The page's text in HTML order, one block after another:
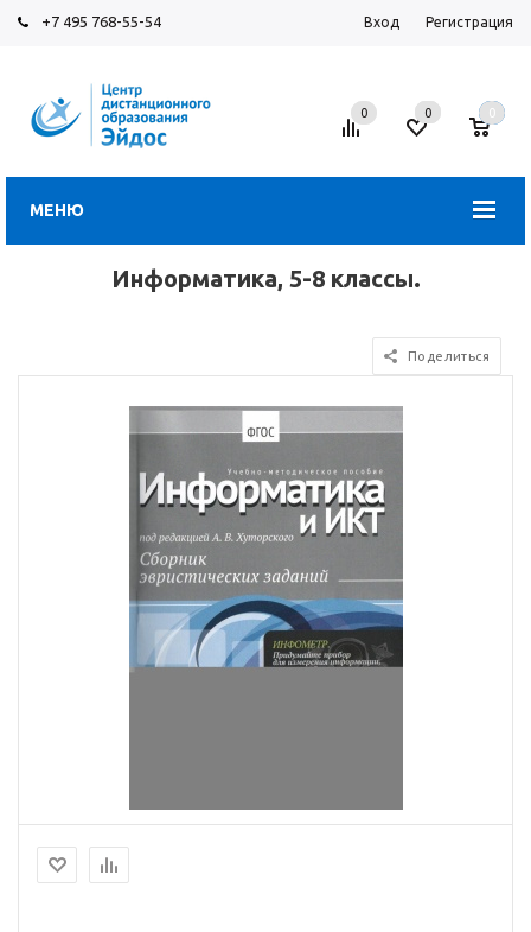
+7 495 768-55-54 Вход Регистрация
МЕНЮ
0 0 0
Информатика, 5-8 классы.
Поделиться